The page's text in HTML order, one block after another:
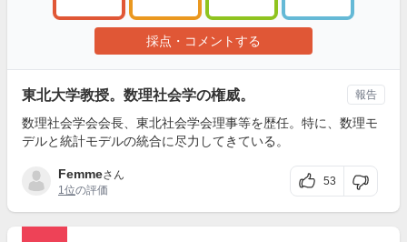
採点・コメントする
東北大学教授。数理社会学の権威。
数理社会学会会長、東北社会学会理事等を歴任。特に、数理モ
デルと統計モデルの統合に尽力してきている。
Femmeさん
1位の評価
53
報告